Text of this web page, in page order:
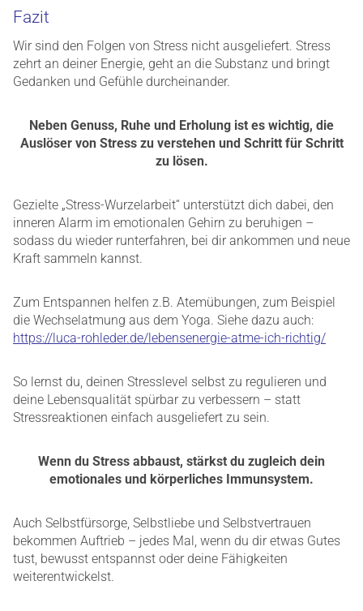
Fazit
Wir sind den Folgen von Stress nicht ausgeliefert. Stress
zehrt an deiner Energie, geht an die Substanz und bringt
Gedanken und Gefühle durcheinander.
Neben Genuss, Ruhe und Erholung ist es wichtig, die
Auslöser von Stress zu verstehen und Schritt für Schritt
zu lösen.
Gezielte „Stress-Wurzelarbeit“ unterstützt dich dabei, den
inneren Alarm im emotionalen Gehirn zu beruhigen –
sodass du wieder runterfahren, bei dir ankommen und neue
Kraft sammeln kannst.
Zum Entspannen helfen z.B. Atemübungen, zum Beispiel
die Wechselatmung aus dem Yoga. Siehe dazu auch:
https://luca-rohleder.de/lebensenergie-atme-ich-richtig/
So lernst du, deinen Stresslevel selbst zu regulieren und
deine Lebensqualität spürbar zu verbessern – statt
Stressreaktionen einfach ausgeliefert zu sein.
Wenn du Stress abbaust, stärkst du zugleich dein
emotionales und körperliches Immunsystem.
Auch Selbstfürsorge, Selbstliebe und Selbstvertrauen
bekommen Auftrieb – jedes Mal, wenn du dir etwas Gutes
tust, bewusst entspannst oder deine Fähigkeiten
weiterentwickelst.